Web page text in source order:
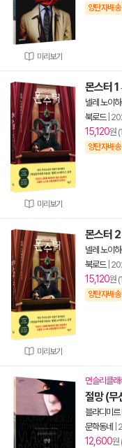
미리보기
양탄자배송
미리보기
몬스터 1
넬레 노이
북로드|
15,120원
양탄자배송
미리보기
몬스터 2
넬레 노이
북로드|
15,120원
양탄자배송
먼슬리클
절망 (무
블라디미르
문학동네
12,600원